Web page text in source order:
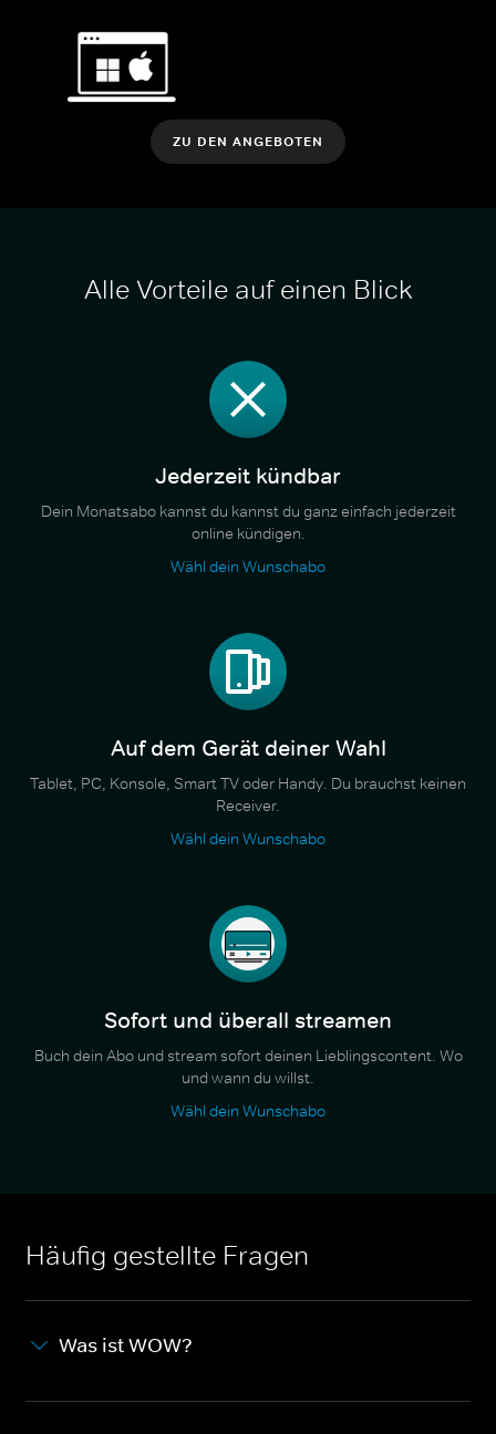
ZU DEN ANGEBOTEN
Alle Vorteile auf einen Blick
Jederzeit kündbar
Dein Monatsabo kannst du kannst du ganz einfach jederzeit
online kündigen.
Wähl dein Wunschabo
Auf dem Gerät deiner Wahl
Tablet, PC, Konsole, Smart TV oder Handy. Du brauchst keinen
Receiver.
Wähl dein Wunschabo
Sofort und überall streamen
Buch dein Abo und stream sofort deinen Lieblingscontent. Wo
und wann du willst.
Wähl dein Wunschabo
Häufig gestellte Fragen
Was ist WOW?